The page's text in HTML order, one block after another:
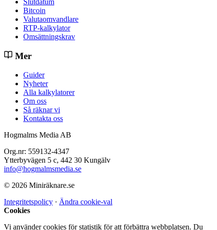
Slutdatum
Bitcoin
Valutaomvandlare
RTP-kalkylator
Omsättningskrav
Mer
Guider
Nyheter
Alla kalkylatorer
Om oss
Så räknar vi
Kontakta oss
Hogmalms Media AB
Org.nr: 559132-4347
Ytterbyvägen 5 c, 442 30 Kungälv
info@hogmalmsmedia.se
© 2026 Miniräknare.se
Integritetspolicy · Ändra cookie-val
Cookies
Vi använder cookies för statistik för att förbättra webbplatsen. Du